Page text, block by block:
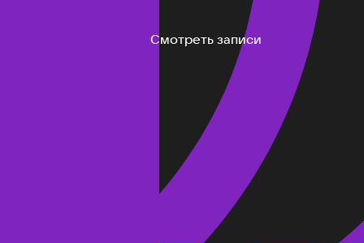
Смотреть записи